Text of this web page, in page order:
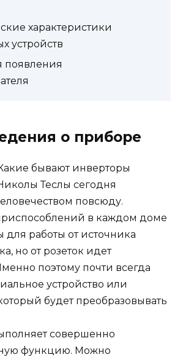
характеристики
устройств
появления
о приборе
Теслы сегодня
повсюду.
в каждом доме
для работы от источника
но от розеток идет
поэтому почти всегда
устройство или
будет преобразовывать
совершенно
функцию. Можно